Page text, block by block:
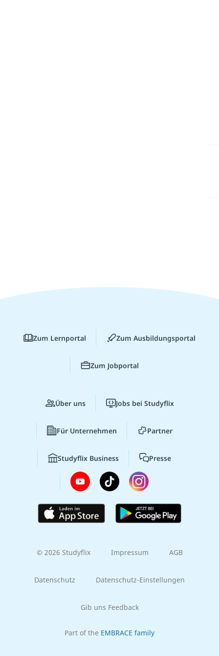
Zum Lernportal Zum Ausbildungsportal
Zum Jobportal
Über uns Jobs bei Studyflix
Für Unternehmen Partner
Studyflix Business Presse
© 2026 Studyflix Impressum AGB
Datenschutz Datenschutz-Einstellungen
Gib uns Feedback
Part of the EMBRACE family